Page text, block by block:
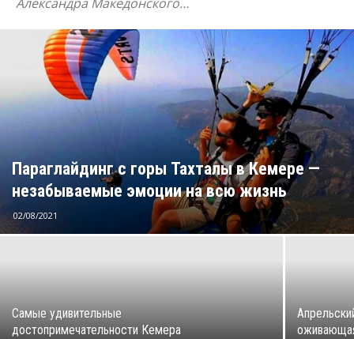
Параглайдинг с горы Тахталы в Кемере —
незабываемые эмоции на всю жизнь
02/08/2021
Самые удивительные
достопримечательности Кемера